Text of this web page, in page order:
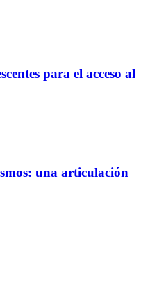
para el acceso al
una articulación